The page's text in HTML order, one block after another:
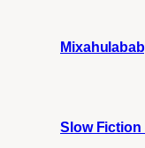
Slow